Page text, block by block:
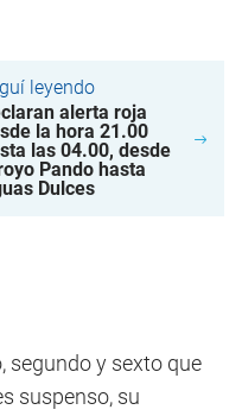
leyendo
alerta roja
la hora 21.00
las 04.00, desde
Pando hasta
Dulces
segundo y sexto que
suspenso, su